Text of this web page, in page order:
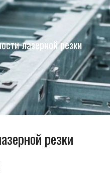
лазерной резки
резки